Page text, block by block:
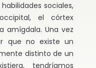
sociales,
el córtex
amígdala. Una vez
que no existe un
distinto de un
tendríamos